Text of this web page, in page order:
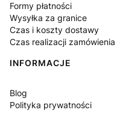
Formy płatności
Wysyłka za granice
Czas i koszty dostawy
Czas realizacji zamówienia
INFORMACJE
Blog
Polityka prywatności